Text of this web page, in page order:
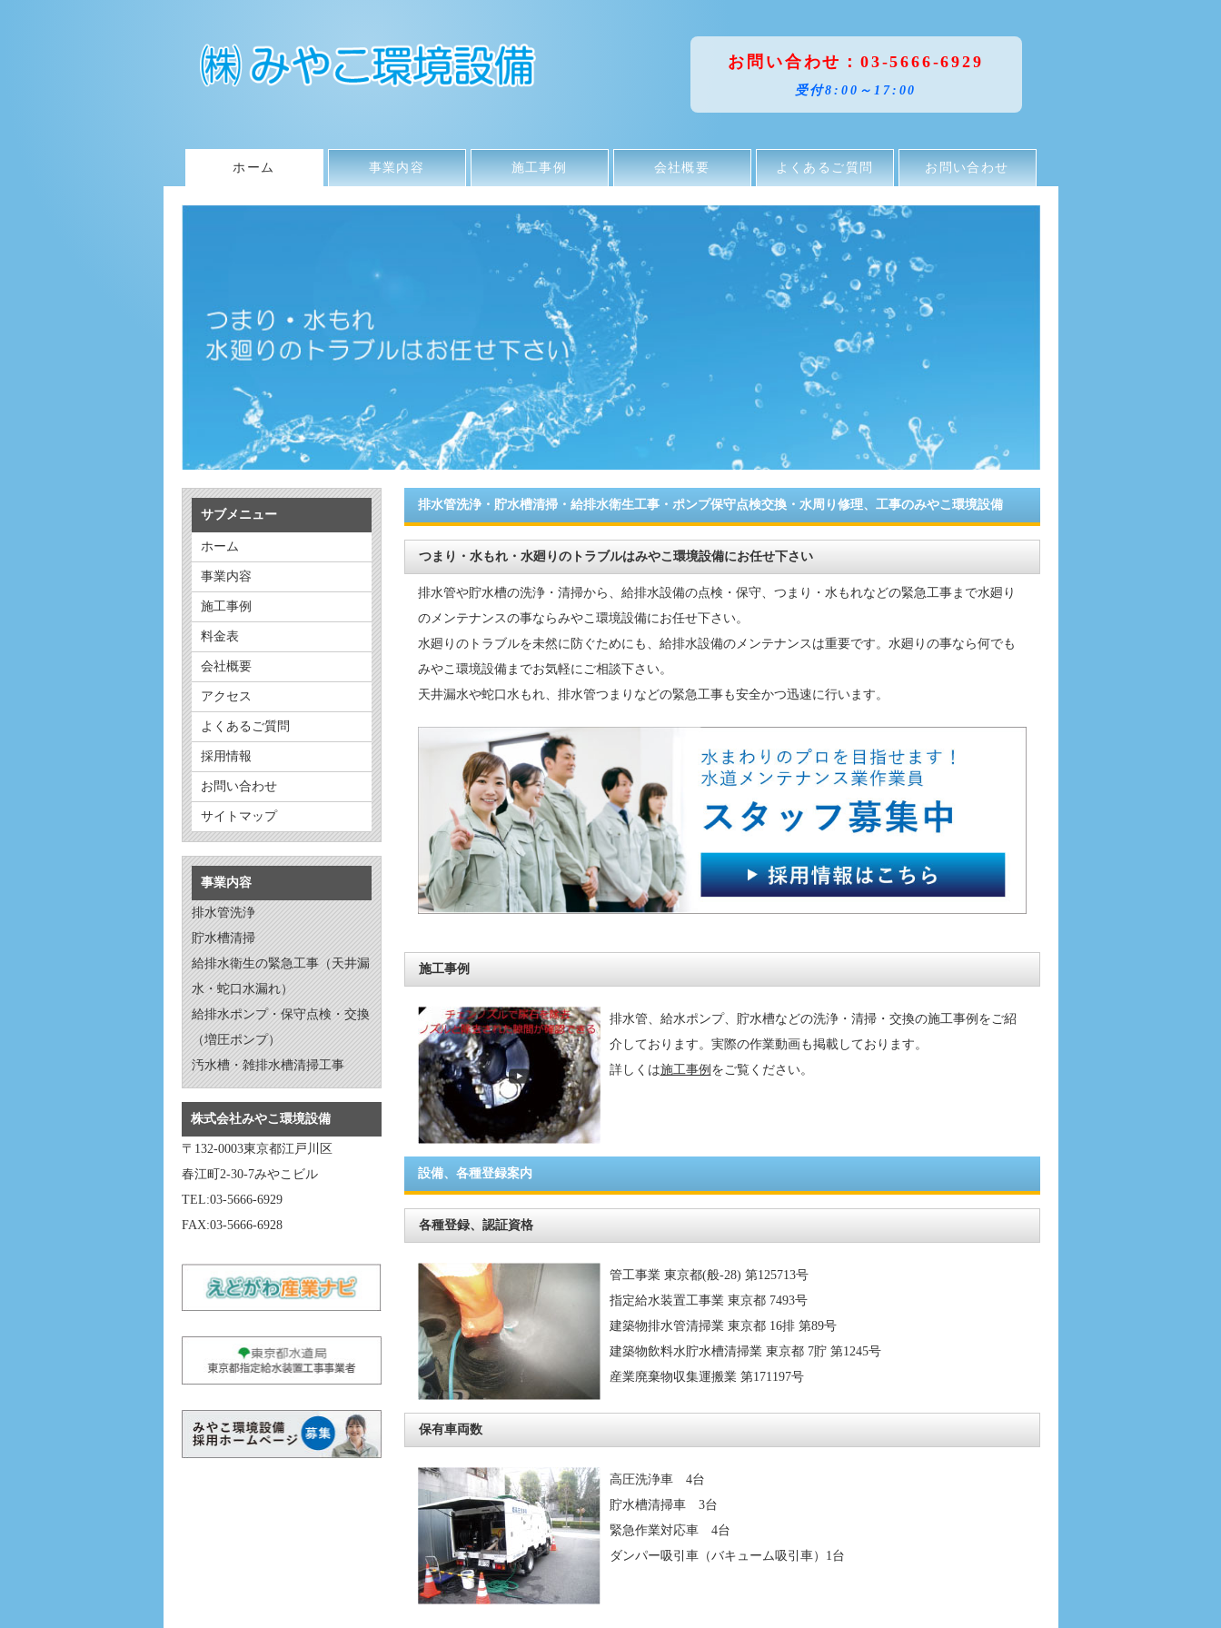
お問い合わせ：03-5666-6929
受付8:00～17:00
ホーム 事業内容 施工事例 会社概要 よくあるご質問 お問い合わせ
排水管洗浄・貯水槽清掃・給排水衛生工事・ポンプ保守点検交換・水周り修理、工事のみやこ環境設備
つまり・水もれ・水廻りのトラブルはみやこ環境設備にお任せ下さい
排水管や貯水槽の洗浄・清掃から、給排水設備の点検・保守、つまり・水もれなどの緊急工事まで水廻り
のメンテナンスの事ならみやこ環境設備にお任せ下さい。
水廻りのトラブルを未然に防ぐためにも、給排水設備のメンテナンスは重要です。水廻りの事なら何でも
みやこ環境設備までお気軽にご相談下さい。
天井漏水や蛇口水もれ、排水管つまりなどの緊急工事も安全かつ迅速に行います。
施工事例
排水管、給水ポンプ、貯水槽などの洗浄・清掃・交換の施工事例をご紹
介しております。実際の作業動画も掲載しております。
詳しくは施工事例 をご覧ください。
設備、各種登録案内
各種登録、認証資格
管工事業 東京都(般-28) 第125713号
指定給水装置工事業 東京都 7493号
建築物排水管清掃業 東京都 16排 第89号
建築物飲料水貯水槽清掃業 東京都 7貯 第1245号
産業廃棄物収集運搬業 第171197号
保有車両数
高圧洗浄車 4台
貯水槽清掃車 3台
緊急作業対応車 4台
ダンパー吸引車（バキューム吸引車）1台
サブメニュー
ホーム
事業内容
施工事例
料金表
会社概要
アクセス
よくあるご質問
採用情報
お問い合わせ
サイトマップ
事業内容
排水管洗浄
貯水槽清掃
給排水衛生の緊急工事（天井漏
水・蛇口水漏れ）
給排水ポンプ・保守点検・交換
（増圧ポンプ）
汚水槽・雑排水槽清掃工事
株式会社みやこ環境設備
〒132-0003東京都江戸川区
春江町2-30-7みやこビル
TEL:03-5666-6929
FAX:03-5666-6928